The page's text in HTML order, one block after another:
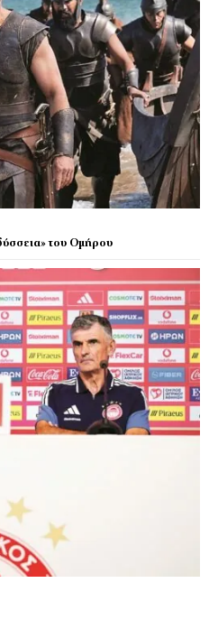
του Ομήρου